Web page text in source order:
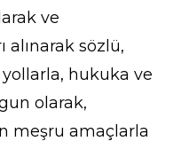
ve
alınarak sözlü,
yollarla, hukuka ve
olarak,
meşru amaçlarla